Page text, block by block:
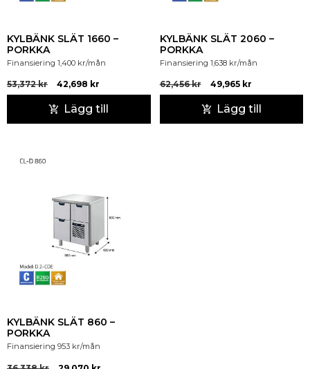
KYLBÄNK SLÄT 1660 –
PORKKA
Finansiering 1,400 kr/mån
53,372kr 42,698 kr
Lägg till
KYLBÄNK SLÄT 2060 –
PORKKA
Finansiering 1,638 kr/mån
62,456kr 49,965 kr
Lägg till
KYLBÄNK SLÄT 860 –
PORKKA
Finansiering 953 kr/mån